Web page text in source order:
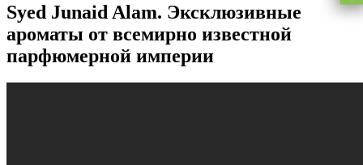
Syed Junaid Alam. Эксклюзивные
ароматы от всемирно известной
парфюмерной империи